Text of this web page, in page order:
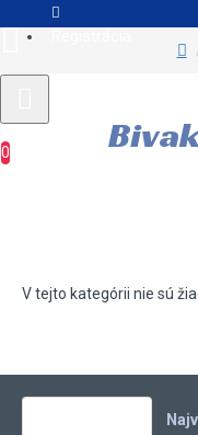
0
V tejto kategórii nie sú